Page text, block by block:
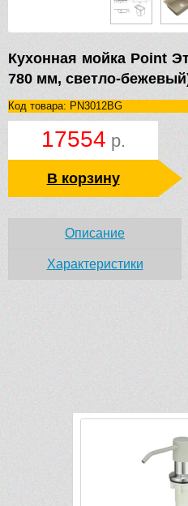
Кухонная мойка Point
780 мм, светло-
Код товара: PN3012BG
17554 р.
В корзину
Описание
Характеристики